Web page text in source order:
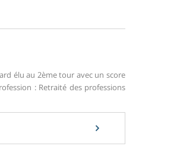
élu au 2ème tour avec un score
: Retraité des professions